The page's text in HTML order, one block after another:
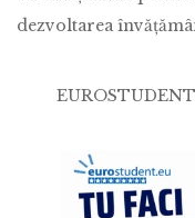
dezvoltarea